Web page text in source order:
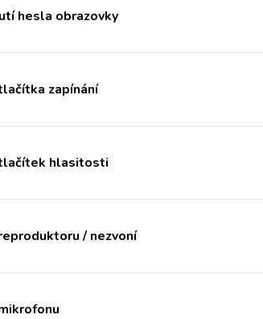
hesla obrazovky
zapínání
hlasitosti
/ nezvoní